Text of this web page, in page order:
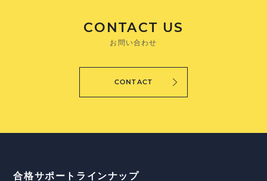
CONTACT US
お問い合わせ
CONTACT
合格サポートラインナップ